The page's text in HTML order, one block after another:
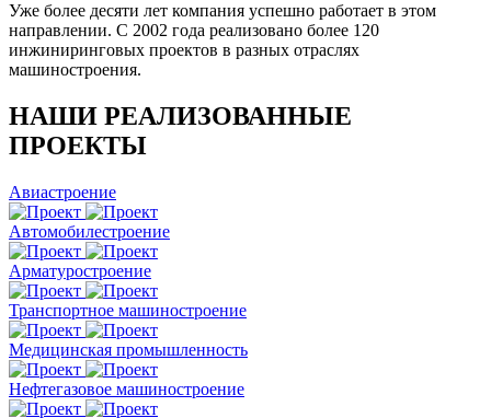
Уже более десяти лет компания успешно работает в этом
направлении. С 2002 года реализовано более 120
инжиниринговых проектов в разных отраслях
машиностроения.
НАШИ РЕАЛИЗОВАННЫЕ
ПРОЕКТЫ
Авиастроение
Автомобилестроение
Арматуростроение
Транспортное машиностроение
Медицинская промышленность
Нефтегазовое машиностроение